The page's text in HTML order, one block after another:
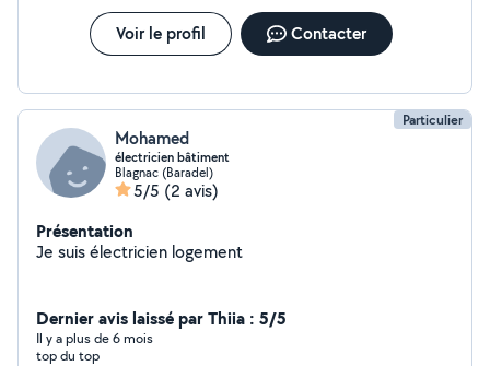
Voir le profil Contacter
Particulier
Mohamed
électricien bâtiment
Blagnac (Baradel)
5/5 (2 avis)
Présentation
Je suis électricien logement
Dernier avis laissé par Thiia : 5/5
Il y a plus de 6 mois
top du top